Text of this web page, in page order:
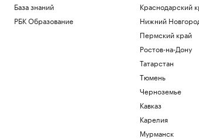
База знаний
РБК Образование
Краснодарский
Нижний
Пермский край
Ростов-на-Дону
Татарстан
Тюмень
Черноземье
Кавказ
Карелия
Мурманск